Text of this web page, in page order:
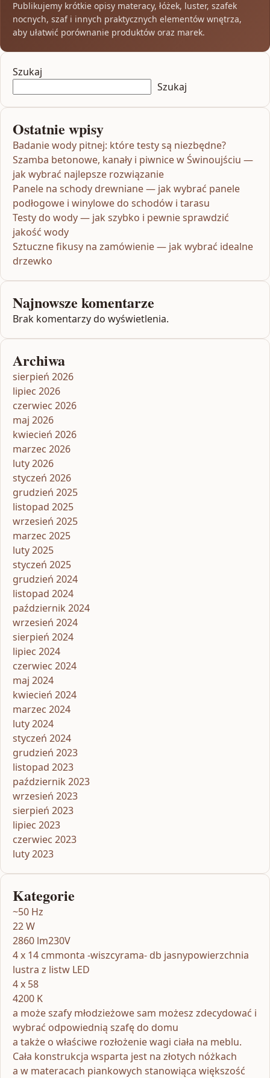
Publikujemy krótkie opisy materacy, łóżek, luster, szafek
nocnych, szaf i innych praktycznych elementów wnętrza,
aby ułatwić porównanie produktów oraz marek.
Szukaj
Szukaj
Ostatnie wpisy
Badanie wody pitnej: które testy są niezbędne?
Szamba betonowe, kanały i piwnice w Świnoujściu —
jak wybrać najlepsze rozwiązanie
Panele na schody drewniane — jak wybrać panele
podłogowe i winylowe do schodów i tarasu
Testy do wody — jak szybko i pewnie sprawdzić
jakość wody
Sztuczne fikusy na zamówienie — jak wybrać idealne
drzewko
Najnowsze komentarze
Brak komentarzy do wyświetlenia.
Archiwa
sierpień 2026
lipiec 2026
czerwiec 2026
maj 2026
kwiecień 2026
marzec 2026
luty 2026
styczeń 2026
grudzień 2025
listopad 2025
wrzesień 2025
marzec 2025
luty 2025
styczeń 2025
grudzień 2024
listopad 2024
październik 2024
wrzesień 2024
sierpień 2024
lipiec 2024
czerwiec 2024
maj 2024
kwiecień 2024
marzec 2024
luty 2024
styczeń 2024
grudzień 2023
listopad 2023
październik 2023
wrzesień 2023
sierpień 2023
lipiec 2023
czerwiec 2023
luty 2023
Kategorie
~50 Hz
22 W
2860 lm230V
4 x 14 cmmonta -wiszcyrama- db jasnypowierzchnia
lustra z listw LED
4 x 58
4200 K
a może szafy młodzieżowe sam możesz zdecydować i
wybrać odpowiednią szafę do domu
a także o właściwe rozłożenie wagi ciała na meblu.
Cała konstrukcja wsparta jest na złotych nóżkach
a w materacach piankowych stanowiąca większość